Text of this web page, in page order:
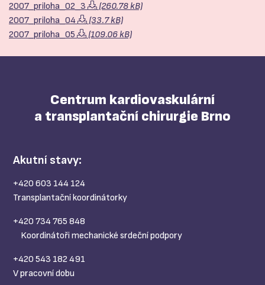
2007_priloha_02_3
(260.78 kB)
2007_priloha_04
(33.7 kB)
2007_priloha_05
(109.06 kB)
Centrum kardiovaskulární
a transplantační chirurgie Brno
Akutní stavy:
+420 603 144 124
Transplantační koordinátorky
+420 734 765 848
Koordinátoři mechanické srdeční podpory
+420 543 182 491
V pracovní dobu